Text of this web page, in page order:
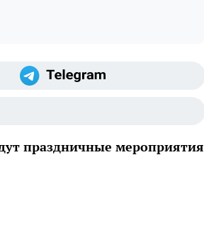
праздничные мероприятия